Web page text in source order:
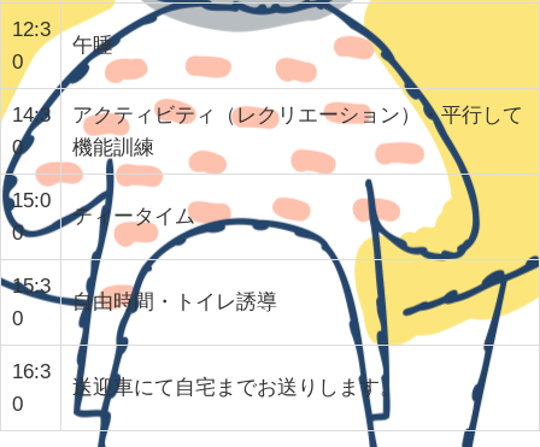
12:3
0
午睡
14:3
0
アクティビティ（レクリエーション）・平行して
機能訓練
15:0
0
ティータイム
15:3
0
自由時間・トイレ誘導
16:3
0
送迎車にて自宅までお送りします。